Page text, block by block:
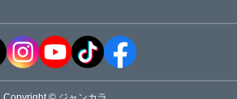
Copyright © ジャンカラ